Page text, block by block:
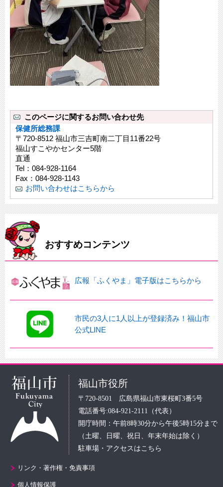
このページに関するお問い合わせ先
保健所総務課
〒720-8512 福山市三吉町南二丁目11番22号
福山すこやかセンター5階
直通
Tel：084-928-1164
Fax：084-928-1143
お問い合わせはこちらから
おすすめコンテンツ
広報「ふくやま」電子版はこちらから
市民の3人に1人以上が登録済み！福山市
公式LINE
福山市役所
〒720-8501 広島県福山市東桜町3番5号
電話番号:084-921-2111（代表）
開庁時間：午前8時30分から午後5時15分まで
（土曜、日曜、祝日、年末年始は除く）
駐車場・アクセスはこちら
リンク・著作権・免責事項
個人情報保護